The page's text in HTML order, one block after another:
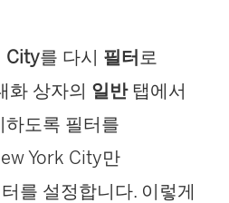
City를 다시 필터 로
화 상자의 일반탭에서
하도록 필터를
York City만
를 설정합니다. 이렇게